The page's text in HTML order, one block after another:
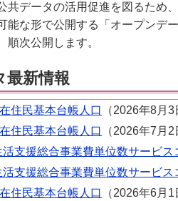
共データの活用促進を図るため
能な形で公開する「オープンデ
順次公開します。
最新情報
住民基本台帳人口
（2026年8月3
住民基本台帳人口
（2026年7月2
支援総合事業費単位数サービス
支援総合事業費単位数サービス
住民基本台帳人口
（2026年6月1